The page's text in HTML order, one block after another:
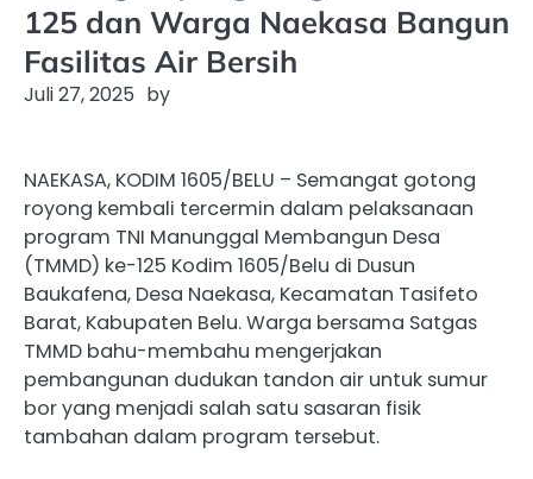
125 dan Warga Naekasa Bangun
Fasilitas Air Bersih
Juli 27, 2025 by
NAEKASA, KODIM 1605/BELU – Semangat gotong
royong kembali tercermin dalam pelaksanaan
program TNI Manunggal Membangun Desa
(TMMD) ke-125 Kodim 1605/Belu di Dusun
Baukafena, Desa Naekasa, Kecamatan Tasifeto
Barat, Kabupaten Belu. Warga bersama Satgas
TMMD bahu-membahu mengerjakan
pembangunan dudukan tandon air untuk sumur
bor yang menjadi salah satu sasaran fisik
tambahan dalam program tersebut.